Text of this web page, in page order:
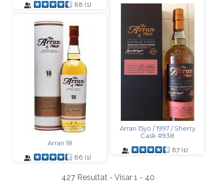
88 (1)
Arran 15yo / 1997 / Sherry
Cask #938
87 (1)
Arran 18
86 (1)
427 Resultat - Visar 1 - 40